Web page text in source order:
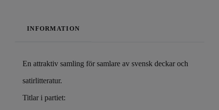
INFORMATION
En attraktiv samling för samlare av svensk deckar och
satirlitteratur.
Titlar i partiet: